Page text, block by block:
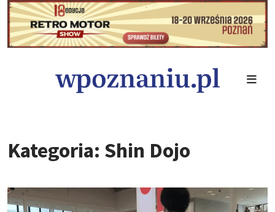
Kategoria: Shin Dojo